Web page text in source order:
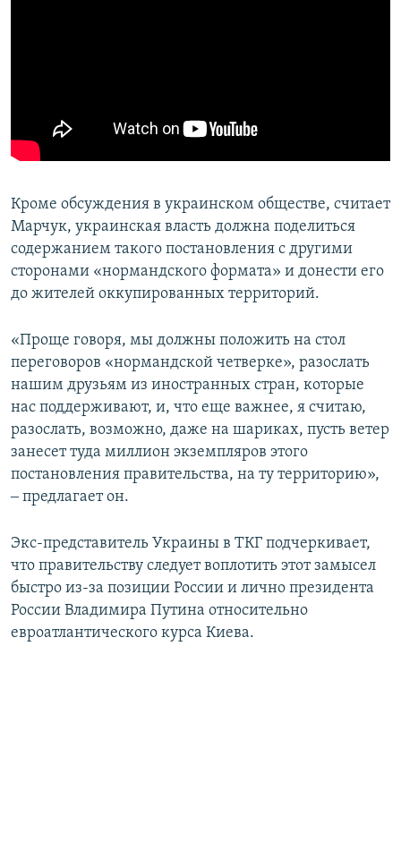
Кроме обсуждения в украинском обществе, считает
Марчук, украинская власть должна поделиться
содержанием такого постановления с другими
сторонами «нормандского формата» и донести его
до жителей оккупированных территорий.
«Проще говоря, мы должны положить на стол
переговоров «нормандской четверке», разослать
нашим друзьям из иностранных стран, которые
нас поддерживают, и, что еще важнее, я считаю,
разослать, возможно, даже на шариках, пусть ветер
занесет туда миллион экземпляров этого
постановления правительства, на ту территорию»,
‒ предлагает он.
Экс-представитель Украины в ТКГ подчеркивает,
что правительству следует воплотить этот замысел
быстро из-за позиции России и лично президента
России Владимира Путина относительно
евроатлантического курса Киева.